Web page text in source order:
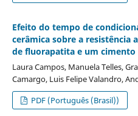
Efeito do tempo de
cerâmica sobre a resistência
de fluorapatita e um cimento
Laura Campos, Manuela Telles,
Camargo, Luis Felipe Valandro,
PDF (Português (Brasil))